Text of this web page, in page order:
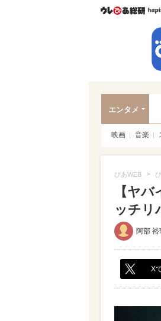
ウ
エンタメ
映画 音楽
ぴあWEB >
【ヤ
ッチリ
阿部 裕
X